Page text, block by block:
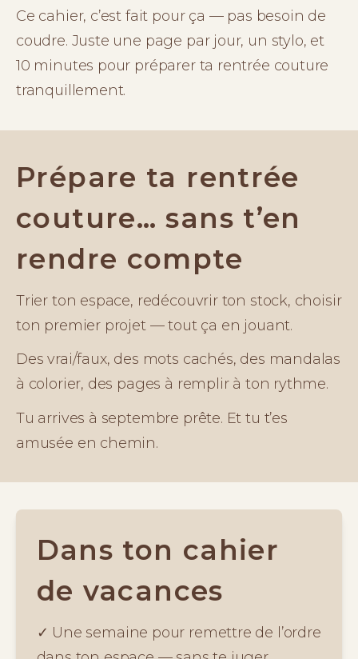
Ce cahier, c’est fait pour ça — pas besoin de
coudre. Juste une page par jour, un stylo, et
10 minutes pour préparer ta rentrée couture
tranquillement.
Prépare ta rentrée
couture… sans t’en
rendre compte
Trier ton espace, redécouvrir ton stock, choisir
ton premier projet — tout ça en jouant.
Des vrai/faux, des mots cachés, des mandalas
à colorier, des pages à remplir à ton rythme.
Tu arrives à septembre prête. Et tu t’es
amusée en chemin.
Dans ton cahier
de vacances
✓ Une semaine pour remettre de l’ordre